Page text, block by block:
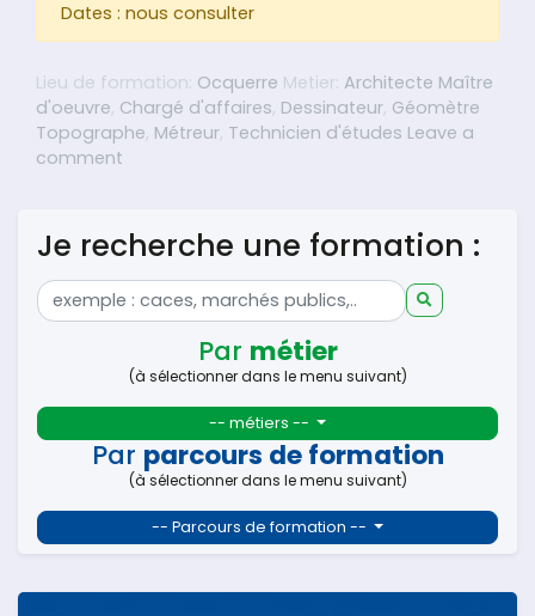
Je recherche une formation :
Par métier
(à sélectionner dans le menu suivant)
-- métiers --
Par parcours de formation
(à sélectionner dans le menu suivant)
-- Parcours de formation --
Dates : nous consulter
Lieu de formation: Ocquerre Metier: Architecte Maître
d'oeuvre, Chargé d'affaires, Dessinateur, Géomètre
Topographe, Métreur, Technicien d'études Leave a
comment